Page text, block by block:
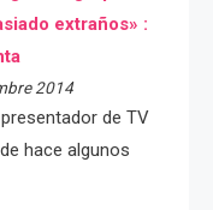
extraños» :
2014
de TV
hace algunos